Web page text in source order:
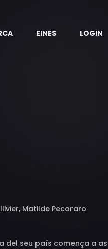
EINES LOGIN
Matilde Pecoraro
del seu país comença a